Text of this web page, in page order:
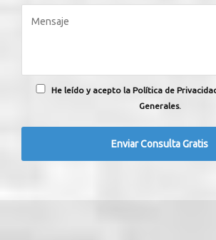
He leído y acepto la Política de
Generales.